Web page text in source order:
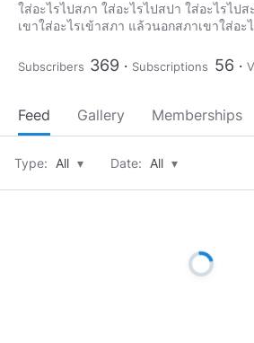
ใส่อะไรไปสภา ใส่อะไรไปสปา ใส่อะไรไปส
เขาใส่อะไรเข้าสภา แล้วนอกสภาเขาใส่อะ
Subscribers 369 Subscriptions 56
Feed Gallery Memberships
Type: All ▾ Date: All ▾